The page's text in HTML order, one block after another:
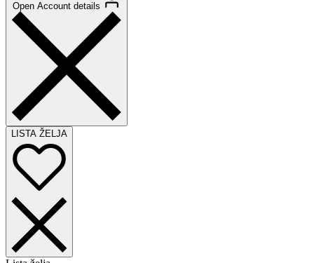
Open Account details
LISTA ŽELJA